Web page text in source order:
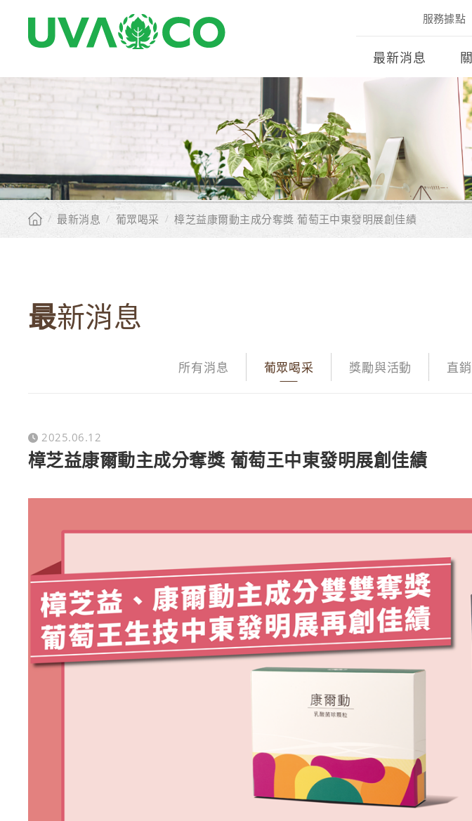
服務據點
最新消息
/ 最新消息 / 葡眾喝采 / 樟芝益康爾動主成分奪獎 葡萄王中東發明展創佳績
最新消息
所有消息 葡眾喝采 獎勵與活動 直
2025.06.12
樟芝益康爾動主成分奪獎 葡萄王中東發明展創佳績